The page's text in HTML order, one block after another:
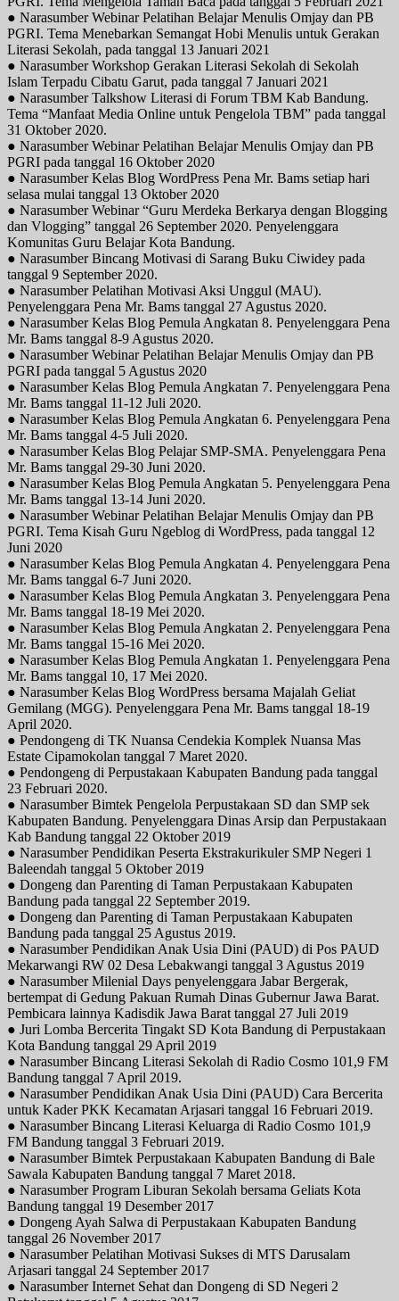
● Narasumber Webinar Pelatihan Belajar Menulis Omjay dan PB
PGRI. Tema Menebarkan Semangat Hobi Menulis untuk Gerakan
Literasi Sekolah, pada tanggal 13 Januari 2021
● Narasumber Workshop Gerakan Literasi Sekolah di Sekolah
Islam Terpadu Cibatu Garut, pada tanggal 7 Januari 2021
● Narasumber Talkshow Literasi di Forum TBM Kab Bandung.
Tema “Manfaat Media Online untuk Pengelola TBM” pada tanggal
31 Oktober 2020.
● Narasumber Webinar Pelatihan Belajar Menulis Omjay dan PB
PGRI pada tanggal 16 Oktober 2020
● Narasumber Kelas Blog WordPress Pena Mr. Bams setiap hari
selasa mulai tanggal 13 Oktober 2020
● Narasumber Webinar “Guru Merdeka Berkarya dengan Blogging
dan Vlogging” tanggal 26 September 2020. Penyelenggara
Komunitas Guru Belajar Kota Bandung.
● Narasumber Bincang Motivasi di Sarang Buku Ciwidey pada
tanggal 9 September 2020.
● Narasumber Pelatihan Motivasi Aksi Unggul (MAU).
Penyelenggara Pena Mr. Bams tanggal 27 Agustus 2020.
● Narasumber Kelas Blog Pemula Angkatan 8. Penyelenggara Pena
Mr. Bams tanggal 8-9 Agustus 2020.
● Narasumber Webinar Pelatihan Belajar Menulis Omjay dan PB
PGRI pada tanggal 5 Agustus 2020
● Narasumber Kelas Blog Pemula Angkatan 7. Penyelenggara Pena
Mr. Bams tanggal 11-12 Juli 2020.
● Narasumber Kelas Blog Pemula Angkatan 6. Penyelenggara Pena
Mr. Bams tanggal 4-5 Juli 2020.
● Narasumber Kelas Blog Pelajar SMP-SMA. Penyelenggara Pena
Mr. Bams tanggal 29-30 Juni 2020.
● Narasumber Kelas Blog Pemula Angkatan 5. Penyelenggara Pena
Mr. Bams tanggal 13-14 Juni 2020.
● Narasumber Webinar Pelatihan Belajar Menulis Omjay dan PB
PGRI. Tema Kisah Guru Ngeblog di WordPress, pada tanggal 12
Juni 2020
● Narasumber Kelas Blog Pemula Angkatan 4. Penyelenggara Pena
Mr. Bams tanggal 6-7 Juni 2020.
● Narasumber Kelas Blog Pemula Angkatan 3. Penyelenggara Pena
Mr. Bams tanggal 18-19 Mei 2020.
● Narasumber Kelas Blog Pemula Angkatan 2. Penyelenggara Pena
Mr. Bams tanggal 15-16 Mei 2020.
● Narasumber Kelas Blog Pemula Angkatan 1. Penyelenggara Pena
Mr. Bams tanggal 10, 17 Mei 2020.
● Narasumber Kelas Blog WordPress bersama Majalah Geliat
Gemilang (MGG). Penyelenggara Pena Mr. Bams tanggal 18-19
April 2020.
● Pendongeng di TK Nuansa Cendekia Komplek Nuansa Mas
Estate Cipamokolan tanggal 7 Maret 2020.
● Pendongeng di Perpustakaan Kabupaten Bandung pada tanggal
23 Februari 2020.
● Narasumber Bimtek Pengelola Perpustakaan SD dan SMP sek
Kabupaten Bandung. Penyelenggara Dinas Arsip dan Perpustakaan
Kab Bandung tanggal 22 Oktober 2019
● Narasumber Pendidikan Peserta Ekstrakurikuler SMP Negeri 1
Baleendah tanggal 5 Oktober 2019
● Dongeng dan Parenting di Taman Perpustakaan Kabupaten
Bandung pada tanggal 22 September 2019.
● Dongeng dan Parenting di Taman Perpustakaan Kabupaten
Bandung pada tanggal 25 Agustus 2019.
● Narasumber Pendidikan Anak Usia Dini (PAUD) di Pos PAUD
Mekarwangi RW 02 Desa Lebakwangi tanggal 3 Agustus 2019
● Narasumber Milenial Days penyelenggara Jabar Bergerak,
bertempat di Gedung Pakuan Rumah Dinas Gubernur Jawa Barat.
Pembicara lainnya Kadisdik Jawa Barat tanggal 27 Juli 2019
● Juri Lomba Bercerita Tingakt SD Kota Bandung di Perpustakaan
Kota Bandung tanggal 29 April 2019
● Narasumber Bincang Literasi Sekolah di Radio Cosmo 101,9 FM
Bandung tanggal 7 April 2019.
● Narasumber Pendidikan Anak Usia Dini (PAUD) Cara Bercerita
untuk Kader PKK Kecamatan Arjasari tanggal 16 Februari 2019.
● Narasumber Bincang Literasi Keluarga di Radio Cosmo 101,9
FM Bandung tanggal 3 Februari 2019.
● Narasumber Bimtek Perpustakaan Kabupaten Bandung di Bale
Sawala Kabupaten Bandung tanggal 7 Maret 2018.
● Narasumber Program Liburan Sekolah bersama Geliats Kota
Bandung tanggal 19 Desember 2017
● Dongeng Ayah Salwa di Perpustakaan Kabupaten Bandung
tanggal 26 November 2017
● Narasumber Pelatihan Motivasi Sukses di MTS Darusalam
Arjasari tanggal 24 September 2017
● Narasumber Internet Sehat dan Dongeng di SD Negeri 2